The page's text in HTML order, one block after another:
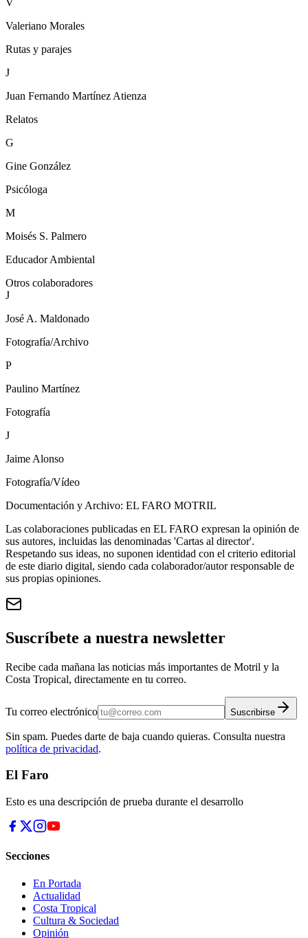
Valeriano Morales
Rutas y parajes
J
Juan Fernando Martínez Atienza
Relatos
G
Gine González
Psicóloga
M
Moisés S. Palmero
Educador Ambiental
Otros colaboradores
J
José A. Maldonado
Fotografía/Archivo
P
Paulino Martínez
Fotografía
J
Jaime Alonso
Fotografía/Vídeo
Documentación y Archivo: EL FARO MOTRIL
Las colaboraciones publicadas en EL FARO expresan la opinión de
sus autores, incluidas las denominadas 'Cartas al director'.
Respetando sus ideas, no suponen identidad con el criterio editorial
de este diario digital, siendo cada colaborador/autor responsable de
sus propias opiniones.
Suscríbete a nuestra newsletter
Recibe cada mañana las noticias más importantes de Motril y la
Costa Tropical, directamente en tu correo.
Tu correo electrónico Suscribirse
Sin spam. Puedes darte de baja cuando quieras. Consulta nuestra
política de privacidad.
El Faro
Esto es una descripción de prueba durante el desarrollo
Secciones
En Portada
Actualidad
Costa Tropical
Cultura & Sociedad
Opinión